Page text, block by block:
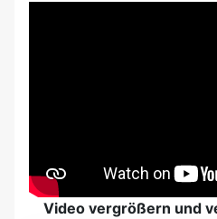
Video vergrößern und